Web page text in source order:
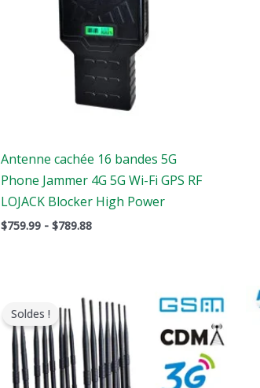
Antenne cachée 16 bandes 5G
Phone Jammer 4G 5G Wi-Fi GPS RF
LOJACK Blocker High Power
$759.99 - $789.88
Soldes !
prix
original
était
:
$1,799.00.
prix
actuel
est
$1,049.99.